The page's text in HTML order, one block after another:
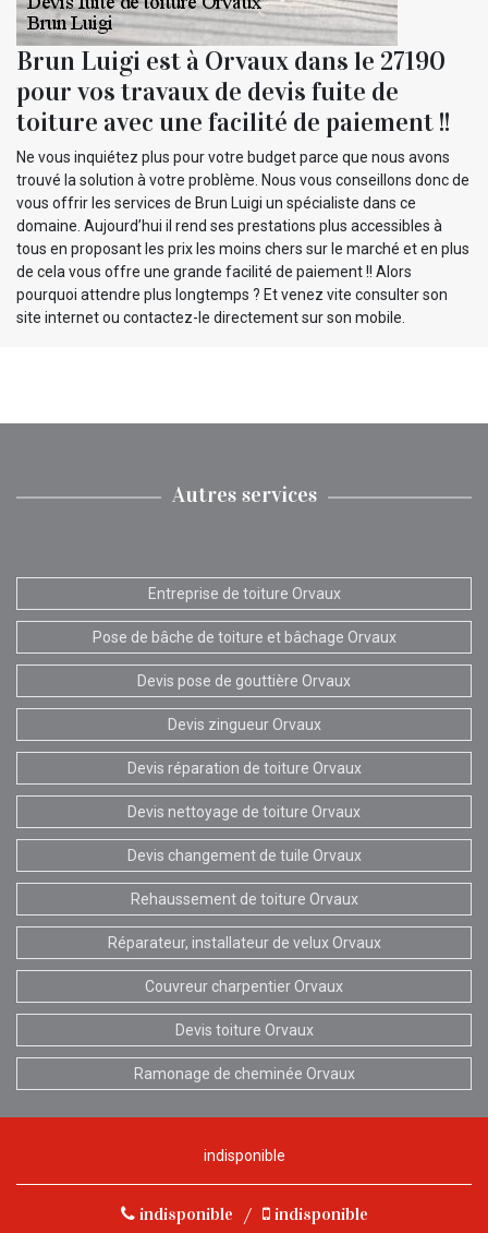
Brun Luigi est à Orvaux dans le 27190
pour vos travaux de devis fuite de
toiture avec une facilité de paiement !!
Ne vous inquiétez plus pour votre budget parce que nous avons
trouvé la solution à votre problème. Nous vous conseillons donc de
vous offrir les services de Brun Luigi un spécialiste dans ce
domaine. Aujourd’hui il rend ses prestations plus accessibles à
tous en proposant les prix les moins chers sur le marché et en plus
de cela vous offre une grande facilité de paiement !! Alors
pourquoi attendre plus longtemps ? Et venez vite consulter son
site internet ou contactez-le directement sur son mobile.
Autres services
Entreprise de toiture Orvaux
Pose de bâche de toiture et bâchage Orvaux
Devis pose de gouttière Orvaux
Devis zingueur Orvaux
Devis réparation de toiture Orvaux
Devis nettoyage de toiture Orvaux
Devis changement de tuile Orvaux
Rehaussement de toiture Orvaux
Réparateur, installateur de velux Orvaux
Couvreur charpentier Orvaux
Devis toiture Orvaux
Ramonage de cheminée Orvaux
indisponible
indisponible / indisponible